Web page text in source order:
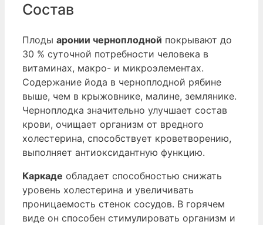
Состав
Плоды аронии черноплодной покрывают до
30 % суточной потребности человека в
витаминах, макро- и микроэлементах.
Содержание йода в черноплодной рябине
выше, чем в крыжовнике, малине, землянике.
Черноплодка значительно улучшает состав
крови, очищает организм от вредного
холестерина, способствует кроветворению,
выполняет антиоксидантную функцию.
Каркаде обладает способностью снижать
уровень холестерина и увеличивать
проницаемость стенок сосудов. В горячем
виде он способен стимулировать организм и